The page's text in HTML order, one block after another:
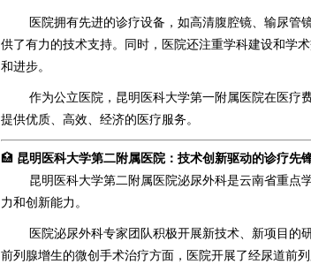
医院拥有先进的诊疗设备，如高清腹腔镜、输尿管
供了有力的技术支持。同时，医院还注重学科建设和学
和进步。
作为公立医院，昆明医科大学第一附属医院在医疗
提供优质、高效、经济的医疗服务。
🏥 昆明医科大学第二附属医院：技术创新驱动的诊疗先
昆明医科大学第二附属医院泌尿外科是云南省重点
力和创新能力。
医院泌尿外科专家团队积极开展新技术、新项目的
前列腺增生的微创手术治疗方面，医院开展了经尿道前